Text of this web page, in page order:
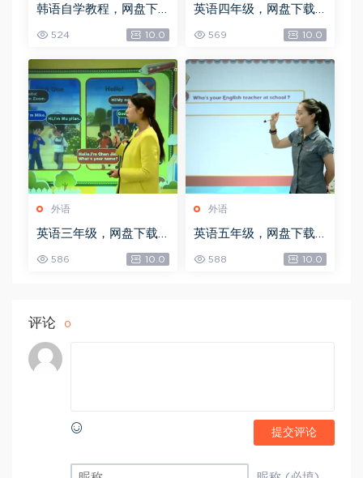
韩语自学教程，网盘下
524 10.0
英语四年级，网盘下载
569 10.0
外语
英语三年级，网盘下载
586 10.0
外语
英语五年级，网盘下载
588 10.0
评论 0
提交评论